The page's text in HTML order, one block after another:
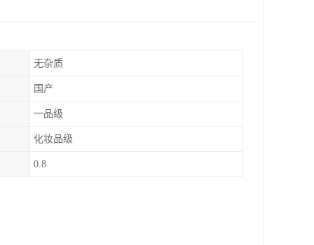
无杂质
国产
一品级
化妆品级
0.8